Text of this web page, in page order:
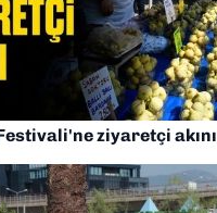
ziyaretçi akını